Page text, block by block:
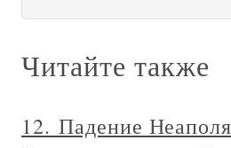
Читайте также
12. Падение